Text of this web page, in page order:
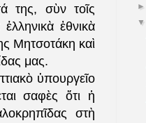
της, σὺν τοῖς
ἐθνικὰ
Μητσοτάκη καὶ
μας.
ὑπουργεῖο
σαφὲς ὅτι ἡ
στὴ
►
▼